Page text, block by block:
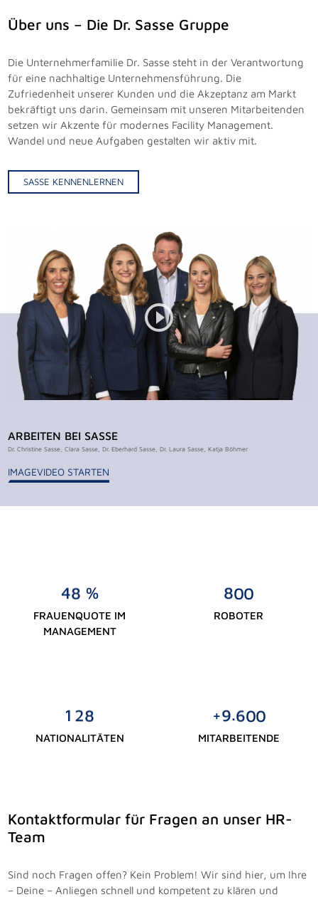
Über uns – Die Dr. Sasse Gruppe
Die Unternehmerfamilie Dr. Sasse steht in der Verantwortung
für eine nachhaltige Unternehmensführung. Die
Zufriedenheit unserer Kunden und die Akzeptanz am Markt
bekräftigt uns darin. Gemeinsam mit unseren Mitarbeitenden
setzen wir Akzente für modernes Facility Management.
Wandel und neue Aufgaben gestalten wir aktiv mit.
SASSE KENNENLERNEN
ARBEITEN BEI SASSE
Dr. Christine Sasse, Clara Sasse, Dr. Eberhard Sasse, Dr. Laura Sasse, Katja Böhmer
IMAGEVIDEO STARTEN
48 %
FRAUENQUOTE IM
MANAGEMENT
800
ROBOTER
1 28
NATIONALITÄTEN
+9.600
MITARBEITENDE
Kontaktformular für Fragen an unser HR-
Team
Sind noch Fragen offen? Kein Problem! Wir sind hier, um Ihre
– Deine – Anliegen schnell und kompetent zu klären und